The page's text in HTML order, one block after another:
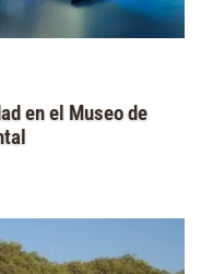
en el Museo de